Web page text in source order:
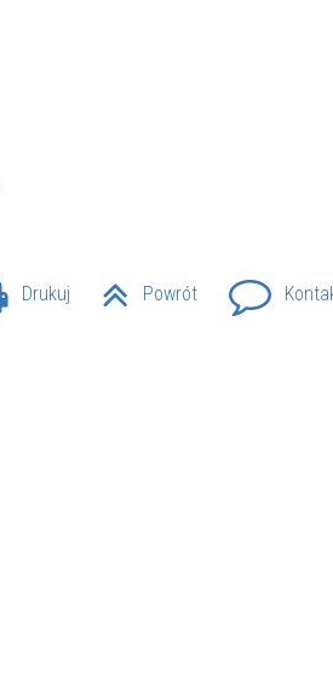
Drukuj Powrót